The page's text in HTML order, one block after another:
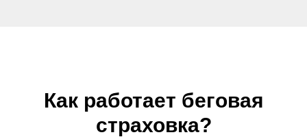
Как работает беговая
страховка?